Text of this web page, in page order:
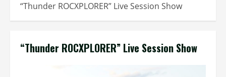
“Thunder ROCXPLORER” Live Session Show
“Thunder ROCXPLORER” Live Session Show